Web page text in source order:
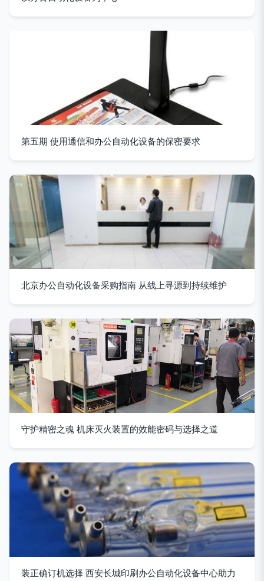
第五期 使用通信和办公自动化设备的保密要求
北京办公自动化设备采购指南 从线上寻源到持续维护
守护精密之魂 机床灭火装置的效能密码与选择之道
装正确订机选择 西安长城印刷办公自动化设备中心助力